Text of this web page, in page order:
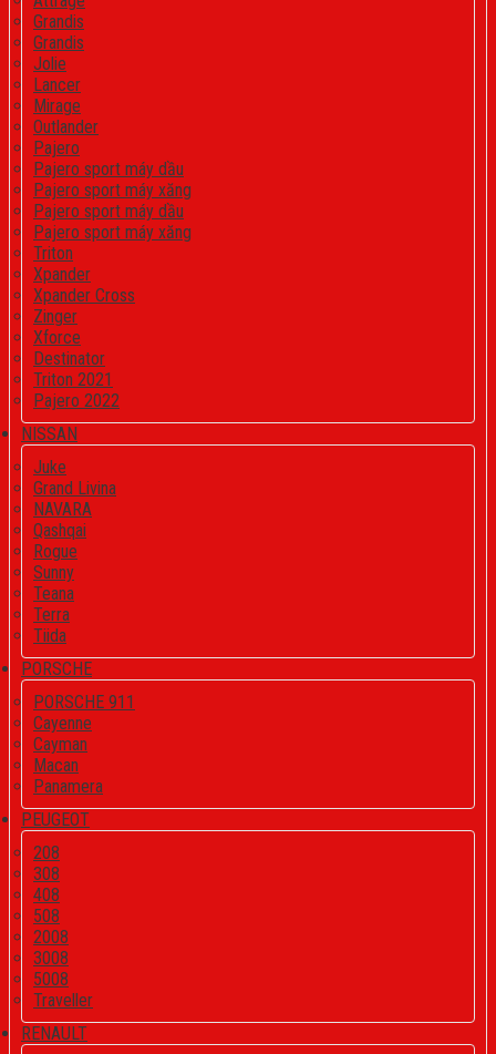
Grandis
Grandis
Jolie
Lancer
Mirage
Outlander
Pajero
Pajero sport máy dầu
Pajero sport máy xăng
Pajero sport máy dầu
Pajero sport máy xăng
Triton
Xpander
Xpander Cross
Zinger
Xforce
Destinator
Triton 2021
Pajero 2022
NISSAN
Juke
Grand Livina
NAVARA
Qashqai
Rogue
Sunny
Teana
Terra
Tiida
PORSCHE
PORSCHE 911
Cayenne
Cayman
Macan
Panamera
PEUGEOT
208
308
408
508
2008
3008
5008
Traveller
RENAULT